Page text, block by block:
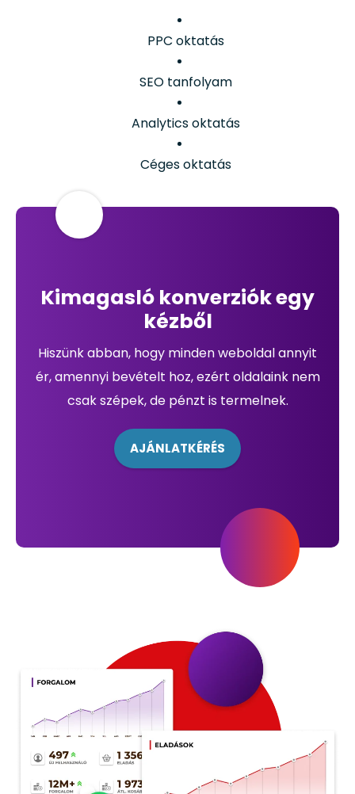
PPC oktatás
SEO tanfolyam
Analytics oktatás
Céges oktatás
Kimagasló konverziók egy
kézből
Hiszünk abban, hogy minden weboldal annyit
ér, amennyi bevételt hoz, ezért oldalaink nem
csak szépek, de pénzt is termelnek.
AJÁNLATKÉRÉS